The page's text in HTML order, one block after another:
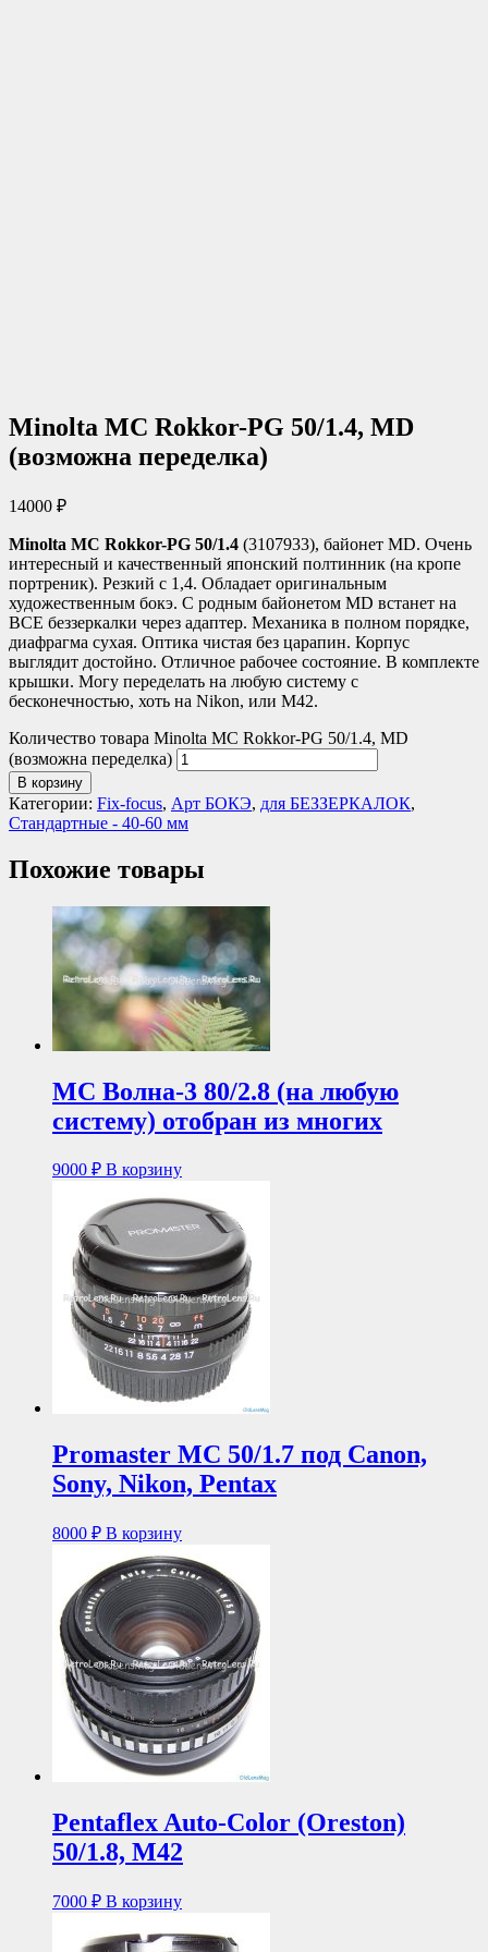
Minolta MC Rokkor-PG 50/1.4, MD
(возможна переделка)
14000 ₽
Minolta MC Rokkor-PG 50/1.4 (3107933), байонет MD. Очень
интересный и качественный японский полтинник (на кропе
портреник). Резкий с 1,4. Обладает оригинальным
художественным бокэ. С родным байонетом MD встанет на
ВСЕ беззеркалки через адаптер. Механика в полном порядке,
диафрагма сухая. Оптика чистая без царапин. Корпус
выглядит достойно. Отличное рабочее состояние. В комплекте
крышки. Могу переделать на любую систему с
бесконечностью, хоть на Nikon, или М42.
Количество товара Minolta MC Rokkor-PG 50/1.4, MD
(возможна переделка)
В корзину
Категории: Fix-focus, Арт БОКЭ, для БЕЗЗЕРКАЛОК,
Стандартные - 40-60 мм
Похожие товары
МС Волна-3 80/2.8 (на любую
систему) отобран из многих
9000 ₽ В корзину
Promaster MC 50/1.7 под Canon,
Sony, Nikon, Pentax
8000 ₽ В корзину
Pentaflex Auto-Color (Oreston)
50/1.8, М42
7000 ₽ В корзину